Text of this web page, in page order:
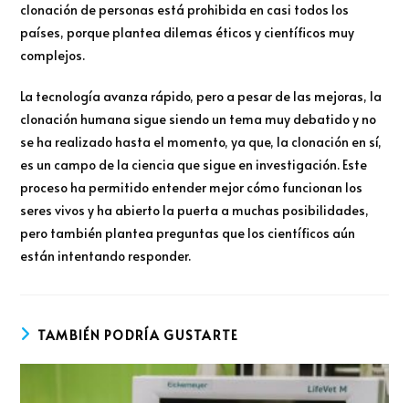
clonación de personas está prohibida en casi todos los
países, porque plantea dilemas éticos y científicos muy
complejos.
La tecnología avanza rápido, pero a pesar de las mejoras, la
clonación humana sigue siendo un tema muy debatido y no
se ha realizado hasta el momento, ya que, la clonación en sí,
es un campo de la ciencia que sigue en investigación. Este
proceso ha permitido entender mejor cómo funcionan los
seres vivos y ha abierto la puerta a muchas posibilidades,
pero también plantea preguntas que los científicos aún
están intentando responder.
TAMBIÉN PODRÍA GUSTARTE